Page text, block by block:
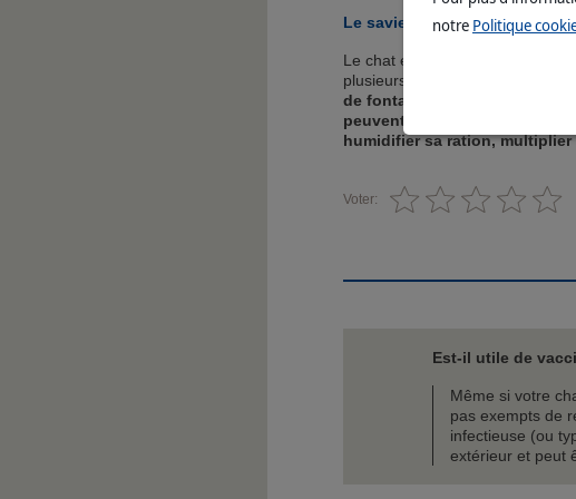
Le saviez-vous ?
Le chat est un animal délicat qui
plusieurs jours, voire plusieurs
de fontaines à eau
est un bon
peuvent être utiles comme le
humidifier sa ration,
Voter:
Est-il utile de
Même si votre
pas exempts de
infectieuse (ou
extérieur et peut
notre Politique